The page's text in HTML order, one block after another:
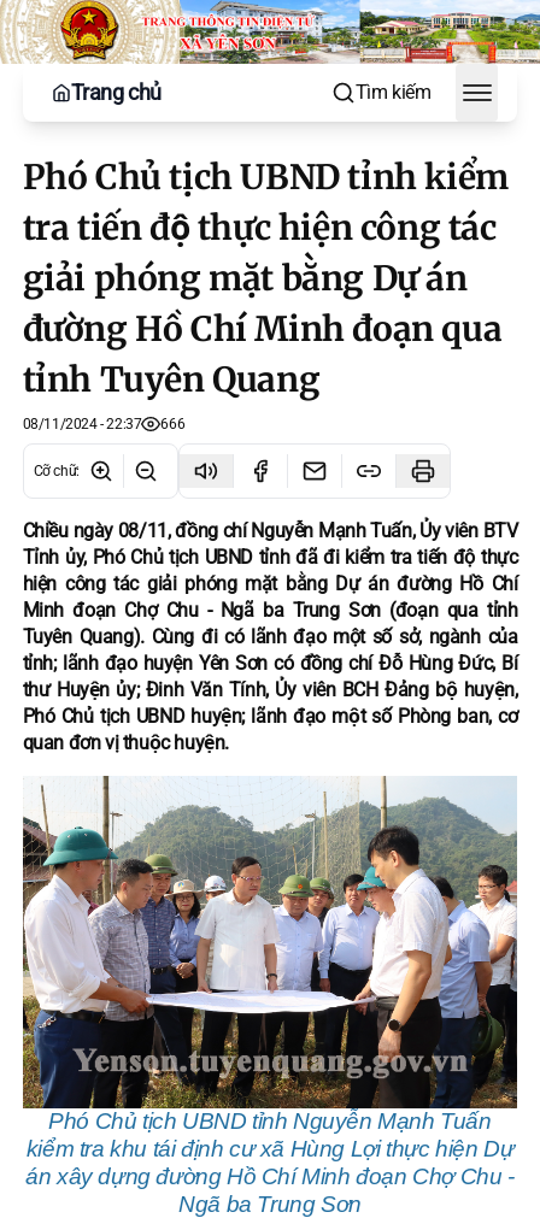
Trang chủ Tìm kiếm
Toggle
Phó Chủ tịch UBND tỉnh kiểm
tra tiến độ thực hiện công tác
giải phóng mặt bằng Dự án
đường Hồ Chí Minh đoạn qua
tỉnh Tuyên Quang
08/11/2024 - 22:37 666
Cỡ chữ:
Chiều ngày 08/11, đồng chí Nguyễn Mạnh Tuấn, Ủy viên BTV
Tỉnh ủy, Phó Chủ tịch UBND tỉnh đã đi kiểm tra tiến độ thực
hiện công tác giải phóng mặt bằng Dự án đường Hồ Chí
Minh đoạn Chợ Chu - Ngã ba Trung Sơn (đoạn qua tỉnh
Tuyên Quang). Cùng đi có lãnh đạo một số sở, ngành của
tỉnh; lãnh đạo huyện Yên Sơn có đồng chí Đỗ Hùng Đức, Bí
thư Huyện ủy; Đinh Văn Tính, Ủy viên BCH Đảng bộ huyện,
Phó Chủ tịch UBND huyện; lãnh đạo một số Phòng ban, cơ
quan đơn vị thuộc huyện.
Phó Chủ tịch UBND tỉnh Nguyễn Mạnh Tuấn
kiểm tra khu tái định cư xã Hùng Lợi thực hiện Dự
án xây dựng đường Hồ Chí Minh đoạn Chợ Chu -
Ngã ba Trung Sơn